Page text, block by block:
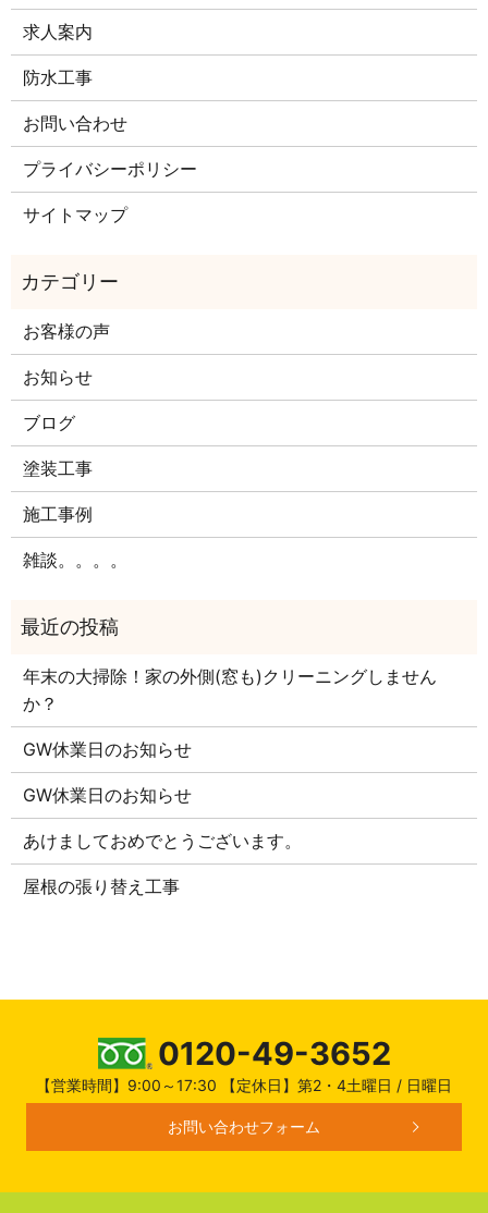
求人案内
防水工事
お問い合わせ
プライバシーポリシー
サイトマップ
お客様の声
お知らせ
ブログ
塗装工事
施工事例
雑談。。。。
年末の大掃除！家の外側(窓も)クリーニングしません
か？
GW休業日のお知らせ
GW休業日のお知らせ
あけましておめでとうございます。
屋根の張り替え工事
0120-49-3652
【営業時間】9:00～17:30 【定休日】第2・4土曜日 / 日曜日
お問い合わせフォーム